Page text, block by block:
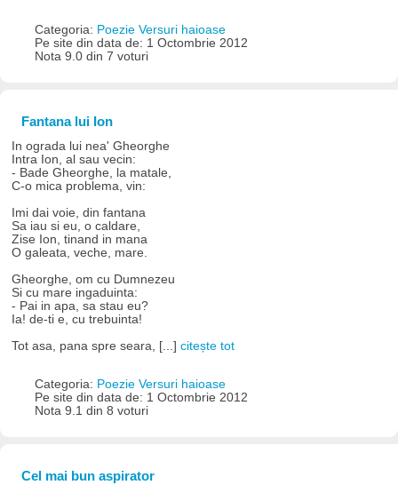
Categoria: Poezie Versuri haioase
Pe site din data de: 1 Octombrie 2012
Nota 9.0 din 7 voturi
Fantana lui Ion
In ograda lui nea' Gheorghe
Intra Ion, al sau vecin:
- Bade Gheorghe, la matale,
C-o mica problema, vin:
Imi dai voie, din fantana
Sa iau si eu, o caldare,
Zise Ion, tinand in mana
O galeata, veche, mare.
Gheorghe, om cu Dumnezeu
Si cu mare ingaduinta:
- Pai in apa, sa stau eu?
Ia! de-ti e, cu trebuinta!
Tot asa, pana spre seara, [...]citește tot
Categoria: Poezie Versuri haioase
Pe site din data de: 1 Octombrie 2012
Nota 9.1 din 8 voturi
Cel mai bun aspirator